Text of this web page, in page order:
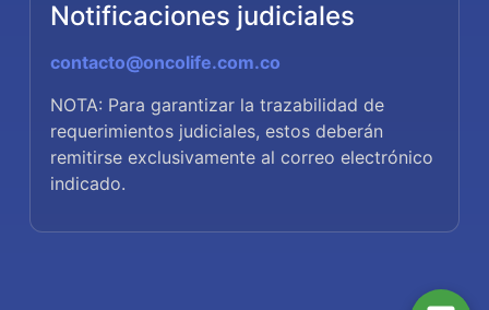
Notificaciones judiciales
contacto@oncolife.com.co
NOTA: Para garantizar la trazabilidad de
requerimientos judiciales, estos deberán
remitirse exclusivamente al correo electrónico
indicado.